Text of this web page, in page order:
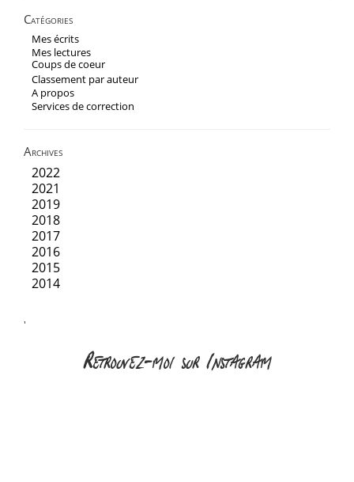
Catégories
Mes écrits
Mes lectures
Coups de coeur
Classement par auteur
A propos
Services de correction
Archives
2022
2021
2019
2018
2017
2016
2015
2014
'
Retrouvez-moi sur Instagram